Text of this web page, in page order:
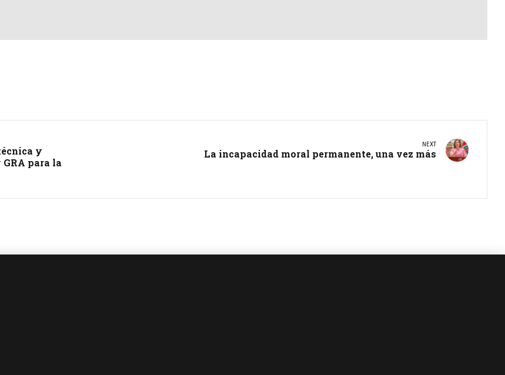
y
para la
NEXT
La incapacidad moral permanente, una vez más